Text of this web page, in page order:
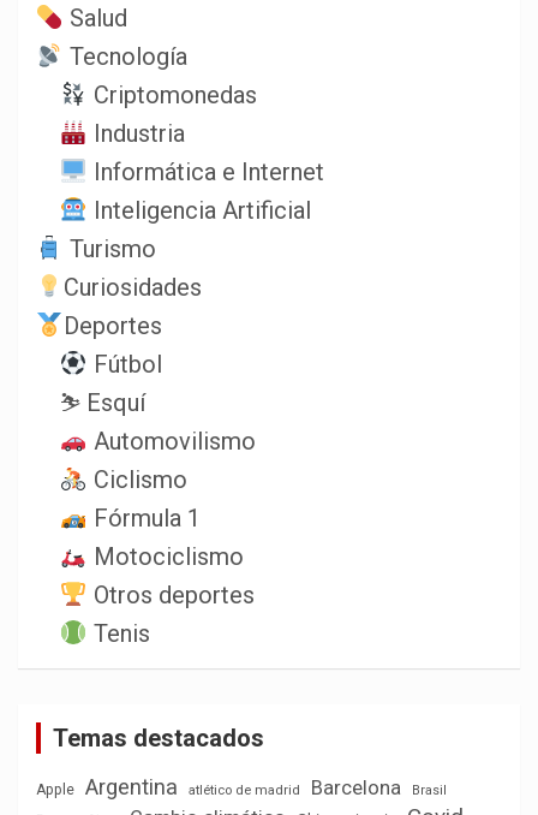
Salud
Tecnología
Criptomonedas
Industria
Informática e Internet
Inteligencia Artificial
Turismo
Curiosidades
Deportes
Fútbol
⛷️ Esquí
Automovilismo
Ciclismo
Fórmula 1
Motociclismo
Otros deportes
Tenis
Temas destacados
Apple Argentina atlético de madrid Barcelona
Brasil